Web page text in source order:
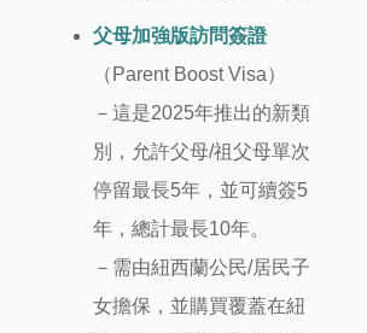
父母加強版訪問簽證
（Parent Boost Visa）
－這是2025年推出的新類
別，允許父母/祖父母單次
停留最長5年，並可續簽5
年，總計最長10年。
－需由紐西蘭公民/居民子
女擔保，並購買覆蓋在紐